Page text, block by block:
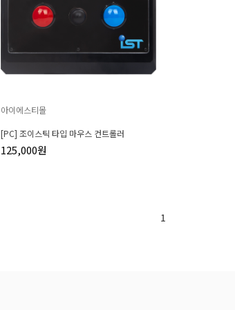
아이에스티몰
[PC] 조이스틱 타입 마우스 컨트롤러
125,000원
1